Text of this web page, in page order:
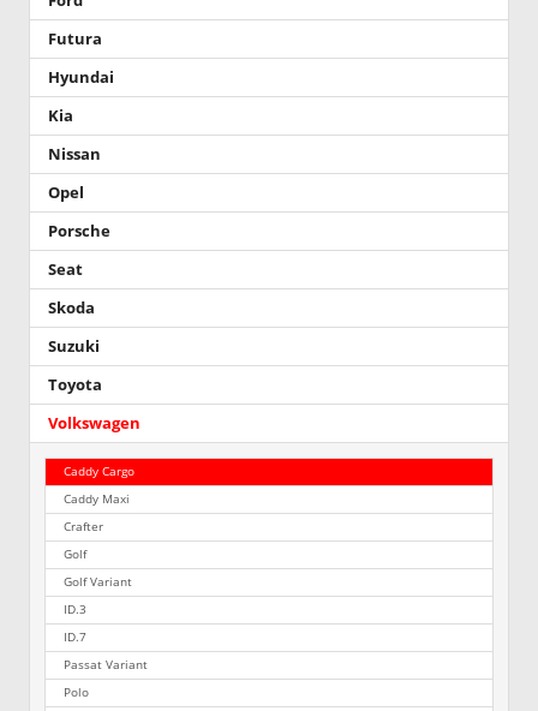
Futura
Hyundai
Kia
Nissan
Opel
Porsche
Seat
Skoda
Suzuki
Toyota
Volkswagen
Caddy Cargo
Caddy Maxi
Crafter
Golf
Golf Variant
ID.3
ID.7
Passat Variant
Polo